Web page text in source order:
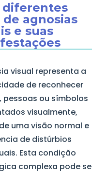
diferentes
agnosias
e suas
visual representa a
de reconhecer
pessoas ou símbolos
visualmente,
uma visão normal e
de distúrbios
Esta condição
complexa pode se